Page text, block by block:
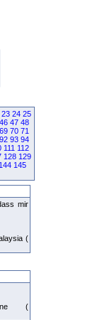
23 24 25
46 47 48
69 70 71
92 93 94
111 112
128 129
144 145
mir
(
(